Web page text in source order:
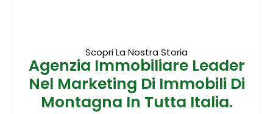
Scopri La Nostra Storia
Agenzia Immobiliare Leader
Nel Marketing Di Immobili Di
Montagna In Tutta Italia.